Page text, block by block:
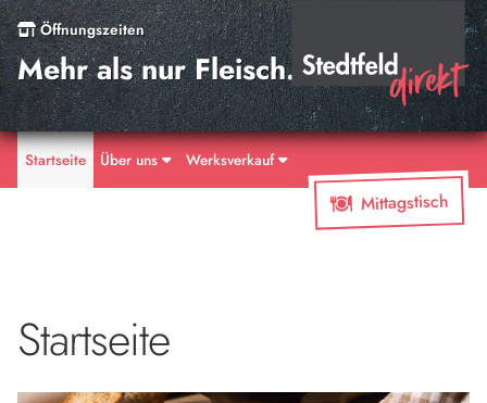
Öffnungszeiten
Mehr als nur Fleisch.
Startseite Über uns Werksverkauf
Mittagstisch
Startseite